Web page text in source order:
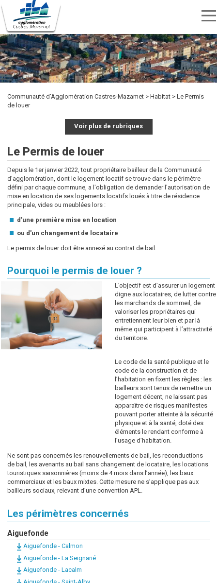
Aller
au
contenu
principal
Menu
nav
Rechercher
Rechercher
TRANSPORTS
SPORTS
ET
LOISIRS
CULTURE
ENVIRONNEMENT
ET
DÉCHETS
HABITAT
ÉTUDIER
DÉVELOPPEMENT
ECONOMIQUE
INTERCOMMUNALITÉ
MARCHÉS
PUBLICS
PUBLICITÉ
DES
ACTES
OFFRES
D'EMPLOI
KIOSQUE
Communauté d'Agglomération Castres-Mazamet Habitat
Le Permis
de louer
Voir plus de rubriques
Le Permis de louer
Depuis le 1er janvier 2022, tout propriétaire bailleur de la Communauté
d'agglomération, dont le logement locatif se trouve dans le périmètre
défini par chaque commune, a l'obligation de demander l'autorisation de
mise en location de ses logements locatifs loués à titre de résidence
principale, vides ou meublées lors :
d'une première mise en location
ou d'un changement de locataire
Le permis de louer doit être annexé au contrat de bail.
Pourquoi le permis de louer ?
L’objectif est d’assurer un logement
digne aux locataires, de lutter contre
les marchands de sommeil, de
valoriser les propriétaires qui
entretiennent leur bien et par là
même qui participent à l’attractivité
du territoire.
Le code de la santé publique et le
code de la construction et de
l’habitation en fixent les règles : les
bailleurs sont tenus de remettre un
logement décent, ne laissant pas
apparaître de risques manifestes
pouvant porter atteinte à la sécurité
physique et à la santé, doté des
éléments le rendant conforme à
l’usage d’habitation.
Ne sont pas concernés les renouvellements de bail, les reconductions
de bail, les avenants au bail sans changement de locataire, les locations
touristiques saisonnières (moins de 4 mois dans l’année), les baux
commerciaux et les baux mixtes. Cette mesure ne s’applique pas aux
bailleurs sociaux, relevant d’une convention APL.
Les périmètres concernés
Aiguefonde
Aiguefonde - Calmon
Aiguefonde - La Seignarié
Aiguefonde - Lacalm